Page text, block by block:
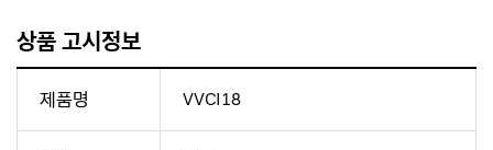
상품 고시정보
제품명 VVCI18